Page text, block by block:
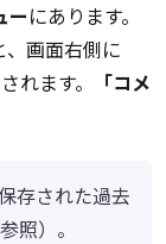
ーにあります。
画面右側に
れます。
「コメ
存された過去
照）。